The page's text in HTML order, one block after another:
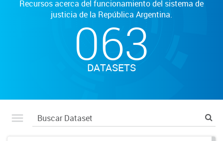
Recursos acerca del funcionamiento del sistema de
justicia de la República Argentina.
063
DATASETS